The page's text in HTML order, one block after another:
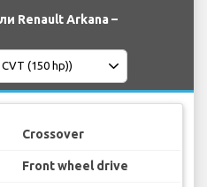
Renault Arkana –
Crossover
Front wheel drive